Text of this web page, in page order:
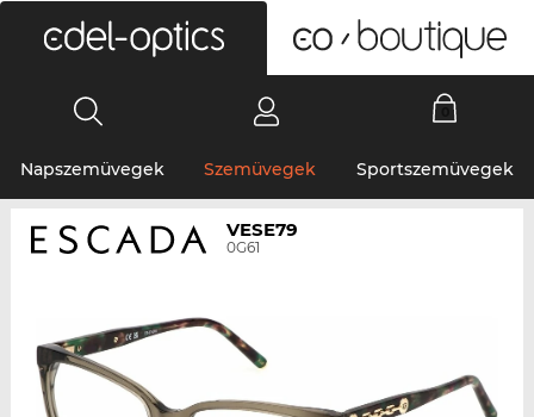
Napszemüvegek Szemüvegek Sportszemüvegek
VESE79
0G61